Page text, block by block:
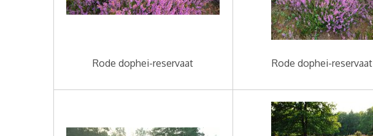
Rode dophei-reservaat Rode dophei-reservaat